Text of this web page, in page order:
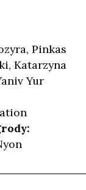
Pinkas
Katarzyna
Yur